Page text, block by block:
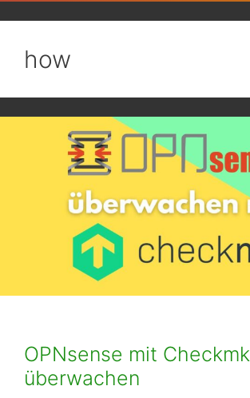
how
OPNsense mit Checkmk
überwachen